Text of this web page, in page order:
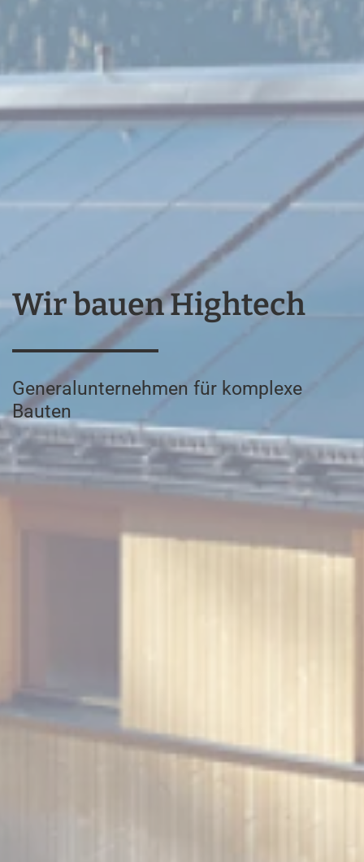
Wir bauen Hightech
Generalunternehmen für komplexe
Bauten